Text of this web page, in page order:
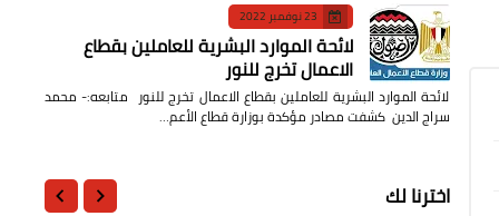
23 نوفمبر 2022
لائحة الموارد البشرية للعاملين بقطاع
الاعمال تخرج للنور
لائحة الموارد البشرية للعاملين بقطاع الاعمال تخرج للنور متابعه:- محمد
سراج الدين كشفت مصادر مؤكدة بوزارة قطاع الأعم…
اخترنا لك